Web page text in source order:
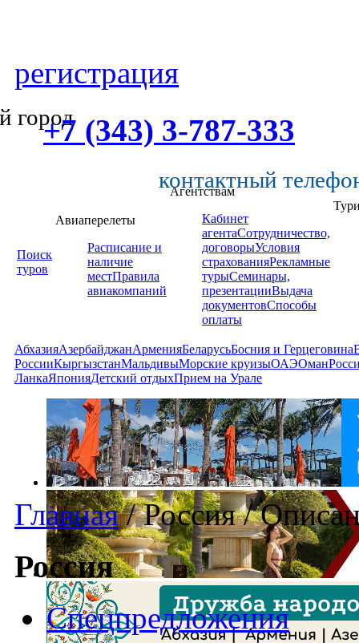
регистрация
город
+7 (343) 3-787-333
контактный
Поиск
туров
Авиаперелеты
Расписание и
наличие
местПравила
авиакомпаний
Агентствам
Кабинет
агентаСотрудничество,
договорыУсловия
страхованияРекламные
турыСеминары,
презентацииВыдача
документовСпособы
оплаты
АбхазияАзербайджанАрменияБеларусьБосния и Герцеговина
РоссииКыргызстанМальдивыМорские круизыОАЭОман
ЛанкаЯпонияДетский отдыхПрием на Урале
Главная /Россия/
Россия
Спецпредложения